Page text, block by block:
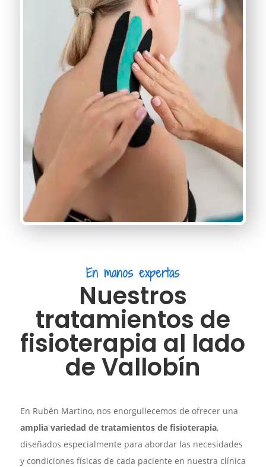
En manos expertas
Nuestros
tratamientos de
fisioterapia al lado
de Vallobín
En Rubén Martino, nos enorgullecemos de ofrecer una
amplia variedad de tratamientos de fisioterapia,
diseñados especialmente para abordar las necesidades
y condiciones físicas de cada paciente en nuestra clínica